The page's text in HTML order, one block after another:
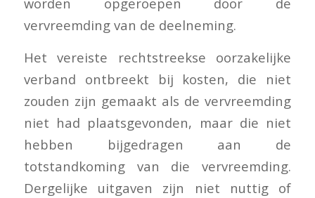
vervreemding van de deelneming.
Het vereiste rechtstreekse oorzakelijke
verband ontbreekt bij kosten, die niet
zouden zijn gemaakt als de vervreemding
niet had plaatsgevonden, maar die niet
hebben bijgedragen aan de
totstandkoming van die vervreemding.
Dergelijke uitgaven zijn niet nuttig of